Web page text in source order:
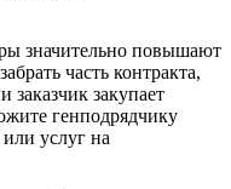
значительно повышают
часть контракта,
заказчик закупает
генподрядчику
услуг на